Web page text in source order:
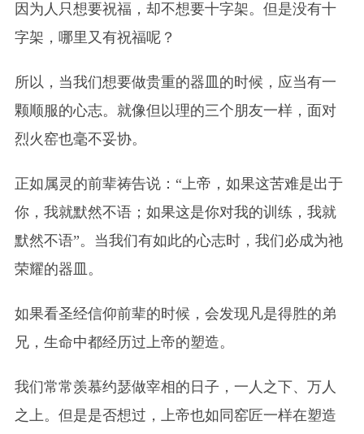
因为人只想要祝福，却不想要十字架。但是没有十
字架，哪里又有祝福呢？
所以，当我们想要做贵重的器皿的时候，应当有一
颗顺服的心志。就像但以理的三个朋友一样，面对
烈火窑也毫不妥协。
正如属灵的前辈祷告说：“上帝，如果这苦难是出于
你，我就默然不语；如果这是你对我的训练，我就
默然不语”。当我们有如此的心志时，我们必成为祂
荣耀的器皿。
如果看圣经信仰前辈的时候，会发现凡是得胜的弟
兄，生命中都经历过上帝的塑造。
我们常常羡慕约瑟做宰相的日子，一人之下、万人
之上。但是是否想过，上帝也如同窑匠一样在塑造